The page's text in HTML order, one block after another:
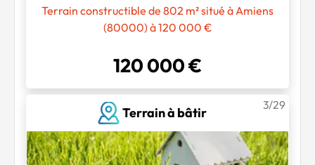
Terrain constructible de 802 m² situé à Amiens
(80000) à 120 000 €
120 000 €
Terrain à bâtir
3/29